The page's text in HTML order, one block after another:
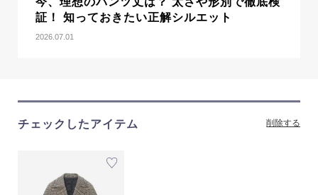
証！ 知っておきたい正解シルエット
2026.07.01
チェックしたアイテム 削除する